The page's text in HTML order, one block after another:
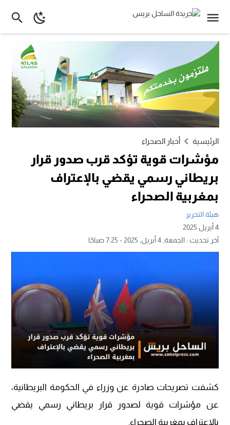
الرئيسية أخبار الصحراء
مؤشرات قوية تؤكد قرب صدور قرار
بريطاني رسمي يقضي بالإعتراف
بمغربية الصحراء
هيئة التحرير
4 أبريل 2025
آخر تحديث :الجمعة, 4 أبريل, 2025 - 7:25 صباحًا
كشفت تصريحات صادرة عن وزراء في الحكومة البريطانية،
عن مؤشرات قوية لصدور قرار بريطاني رسمي يقضي
بالإعتراف بمغربية الصحراء.